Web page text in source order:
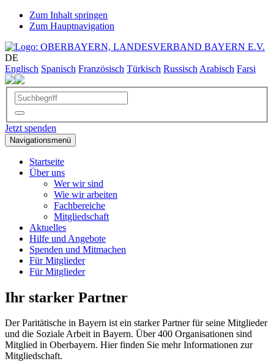
Zum Inhalt springen
Zum Hauptnavigation
DE
Englisch Spanisch Französisch Türkisch Russisch Arabisch Farsi
Jetzt spenden
Navigationsmenü
Startseite
Über uns
Wer wir sind
Wie wir arbeiten
Fachbereiche
Mitgliedschaft
Aktuelles
Hilfe und Angebote
Spenden und Mitmachen
Für Mitglieder
Für Mitglieder
Ihr starker Partner
Der Paritätische in Bayern ist ein starker Partner für seine Mitglieder
und die Soziale Arbeit in Bayern. Über 400 Organisationen sind
Mitglied in Oberbayern. Hier finden Sie mehr Informationen zur
Mitgliedschaft.